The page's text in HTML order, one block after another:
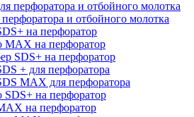
и отбойного молотка
на перфоратор
MAX на перфоратор
SDS+ на перфоратор
+ для перфоратора
MAX для перфоратора
SDS+ на перфоратор
на перфоратор